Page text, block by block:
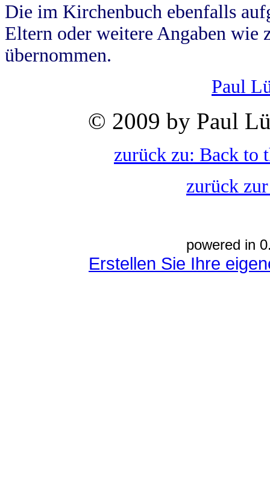
Die im Kirchenbuch ebenfalls
Eltern oder weitere Angaben wie
übernommen.
Paul
© 2009 by Paul
zurück zu: Back to
zurück
powered in
Erstellen Sie Ihre